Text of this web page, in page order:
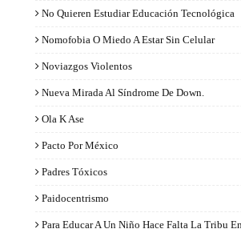
No Quieren Estudiar Educación Tecnológica
Nomofobia O Miedo A Estar Sin Celular
Noviazgos Violentos
Nueva Mirada Al Síndrome De Down.
Ola K Ase
Pacto Por México
Padres Tóxicos
Paidocentrismo
Para Educar A Un Niño Hace Falta La Tribu